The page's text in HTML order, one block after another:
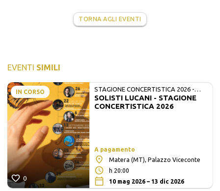
TORNA AGLI EVENTI
EVENTI SIMILI
IN CORSO
0
STAGIONE CONCERTISTICA 2026 -
MATE E SOLISTI LUCANI
SOLISTI LUCANI - STAGIONE
CONCERTISTICA 2026
A pagamento
Matera (MT), Palazzo Viceconte
h 20:00
10 mag 2026 – 13 dic 2026